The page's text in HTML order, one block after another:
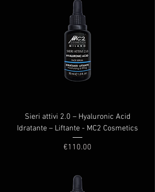
Sieri attivi 2.0 – Hyaluronic Acid
Idratante – Liftante - MC2 Cosmetics
Price
€110.00